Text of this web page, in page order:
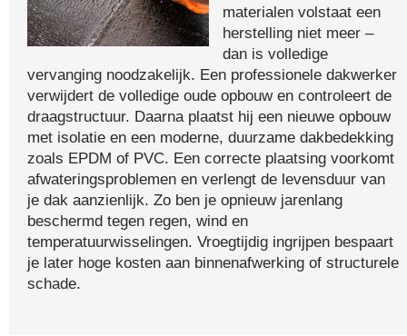
materialen volstaat een
herstelling niet meer –
dan is volledige
vervanging noodzakelijk. Een professionele dakwerker
verwijdert de volledige oude opbouw en controleert de
draagstructuur. Daarna plaatst hij een nieuwe opbouw
met isolatie en een moderne, duurzame dakbedekking
zoals EPDM of PVC. Een correcte plaatsing voorkomt
afwateringsproblemen en verlengt de levensduur van
je dak aanzienlijk. Zo ben je opnieuw jarenlang
beschermd tegen regen, wind en
temperatuurwisselingen. Vroegtijdig ingrijpen bespaart
je later hoge kosten aan binnenafwerking of structurele
schade.